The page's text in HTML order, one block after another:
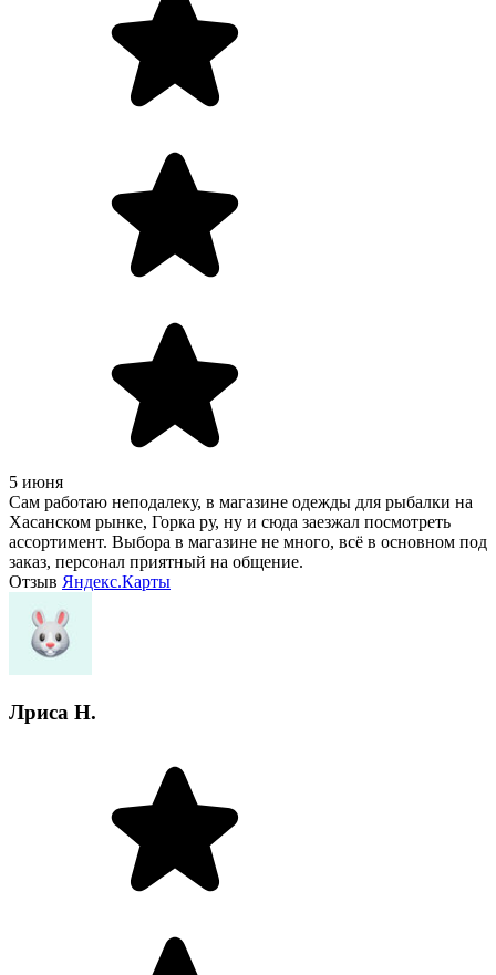
5 июня
Сам работаю неподалеку, в магазине одежды для рыбалки на
Хасанском рынке, Горка ру, ну и сюда заезжал посмотреть
ассортимент. Выбора в магазине не много, всё в основном под
заказ, персонал приятный на общение.
Отзыв Яндекс.Карты
Лриса Н.